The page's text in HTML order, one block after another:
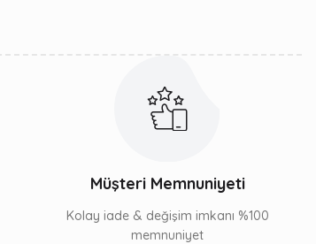
Müşteri Memnuniyeti
Kolay iade & değişim imkanı %100
memnuniyet